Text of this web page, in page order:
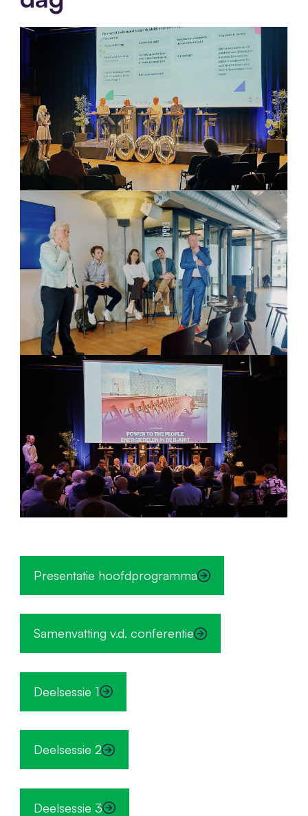
Presentatie hoofdprogramma
Samenvatting v.d. conferentie
Deelsessie 1
Deelsessie 2
Deelsessie 3